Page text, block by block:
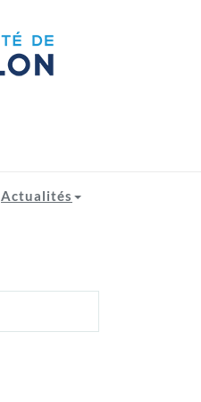
Actualités